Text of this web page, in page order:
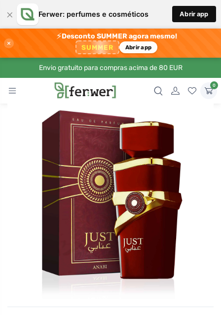
× Ferwer: perfumes e cosméticos Abrir app
×
⚡Desconto SUMMER agora mesmo!
SUMMER Abrir app
Envio gratuito para compras acima de 80 EUR
0